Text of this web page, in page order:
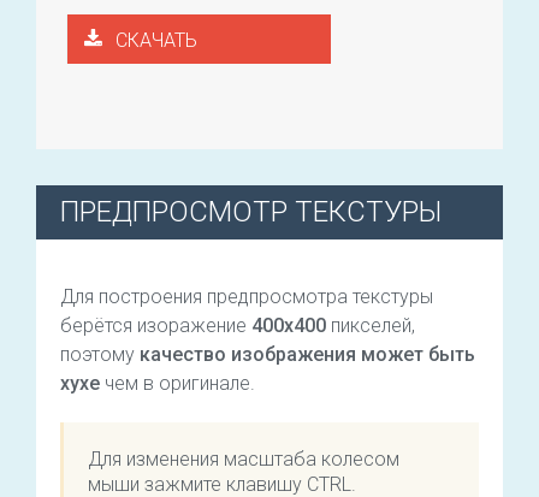
СКАЧАТЬ
ПРЕДПРОСМОТР ТЕКСТУРЫ
Для построения предпросмотра текстуры
берётся изоражение 400х400 пикселей,
поэтому качество изображения может быть
хухе чем в оригинале.
Для изменения масштаба колесом
мыши зажмите клавишу CTRL.